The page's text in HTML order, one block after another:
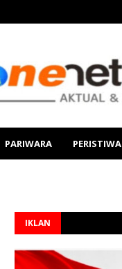
PARIWARA PERISTIWA
IKLAN